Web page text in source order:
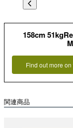
158cm
M
Find out more
関連商品